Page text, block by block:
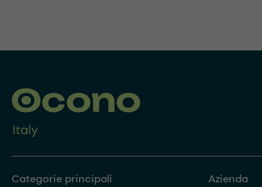
Categorie principali Azienda